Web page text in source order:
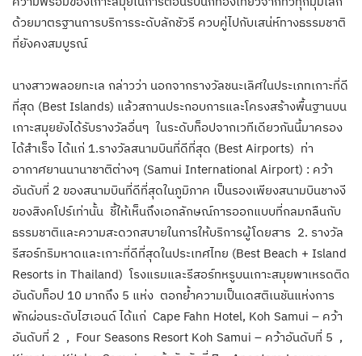
ด้วยมาตรฐานการบริการระดับลักชัวรี ควบคู่ไปกับเสน่ห์ทางธรรมชาติ
ที่ยังคงสมบูรณ์
นางสาวพลอยทะเล กล่าวว่า นอกจากรางวัลชนะเลิศในประเภทเกาะที่ดี
ที่สุด (Best Islands) แล้วสถานประกอบการและโครงสร้างพื้นฐานบน
เกาะสมุยยังได้รับรางวัลอื่นๆ ในระดับท็อปจากเวทีเดียวกันนี้มาครอง
ได้สำเร็จ ได้แก่ 1.รางวัลสนามบินที่ดีที่สุด (Best Airports) ท่า
อากาศยานนานาชาติต่างๆ (Samui International Airport) : คว้า
อันดับที่ 2 ของสนามบินที่ดีที่สุดในภูมิภาค เป็นรองเพียงสนามบินชางงี
ของสิงคโปร์เท่านั้น ชี้ให้เห็นถึงเอกลักษณ์การออกแบบที่กลมกลืนกับ
ธรรมชาติและความสะดวกสบายในการให้บริการผู้โดยสาร 2. รางวัล
รีสอร์ทริมหาดและเกาะที่ดีที่สุดในประเทศไทย (Best Beach + Island
Resorts in Thailand) โรงแรมและรีสอร์ทหรูบนเกาะสมุยพาเหรดติด
อันดับท็อป 10 มากถึง 5 แห่ง ตอกย้ำความเป็นเดสติเนชันแห่งการ
พักผ่อนระดับไฮเอนด์ ได้แก่ Cape Fahn Hotel, Koh Samui – คว้า
อันดับที่ 2 , Four Seasons Resort Koh Samui – คว้าอันดับที่ 5 ,